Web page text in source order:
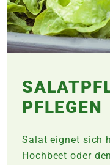
PFLEGEN
Salat eignet sich
Hochbeet oder